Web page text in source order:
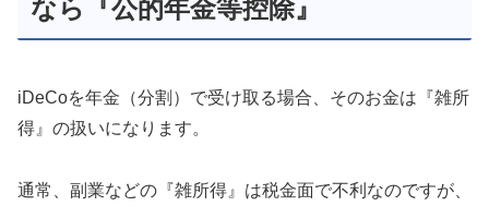
なら『公的年金等控除』
iDeCoを年金（分割）で受け取る場合、そのお金は『雑所
得』の扱いになります。
通常、副業などの『雑所得』は税金面で不利なのですが、